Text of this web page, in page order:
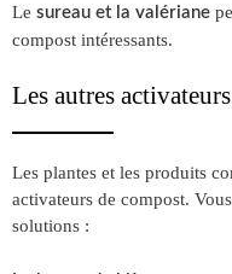
Le sureau et la valériane
compost intéressants.
Les autres
Les plantes et les produits
activateurs de compost.
solutions :